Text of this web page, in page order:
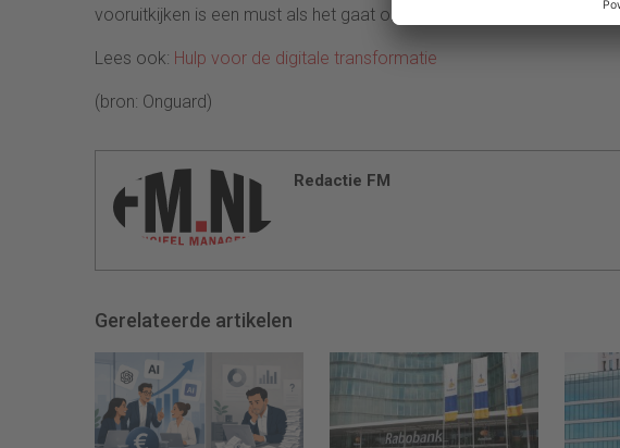
vooruitkijken is een must als het gaat om de implementatie van RPA.”
Lees ook: Hulp voor de digitale transformatie
(bron: Onguard)
Redactie FM
Gerelateerde artikelen